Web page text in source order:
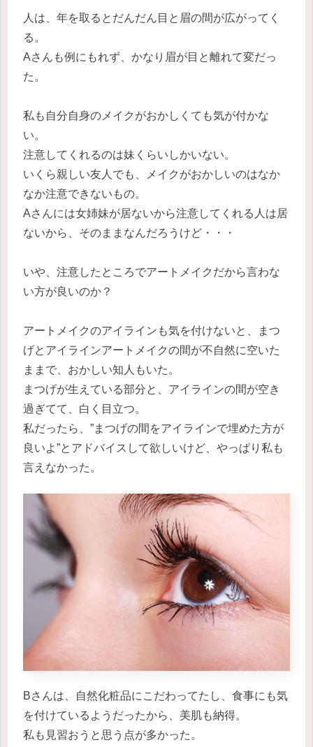
人は、年を取るとだんだん目と眉の間が広がってく
る。
Aさんも例にもれず、かなり眉が目と離れて変だっ
た。
私も自分自身のメイクがおかしくても気が付かな
い。
注意してくれるのは妹くらいしかいない。
いくら親しい友人でも、メイクがおかしいのはなか
なか注意できないもの。
Aさんには女姉妹が居ないから注意してくれる人は居
ないから、そのままなんだろうけど・・・
いや、注意したところでアートメイクだから言わな
い方が良いのか？
アートメイクのアイラインも気を付けないと、まつ
げとアイラインアートメイクの間が不自然に空いた
ままで、おかしい知人もいた。
まつげが生えている部分と、アイラインの間が空き
過ぎてて、白く目立つ。
私だったら、”まつげの間をアイラインで埋めた方が
良いよ”とアドバイスして欲しいけど、やっぱり私も
言えなかった。
Bさんは、自然化粧品にこだわってたし、食事にも気
を付けているようだったから、美肌も納得。
私も見習おうと思う点が多かった。